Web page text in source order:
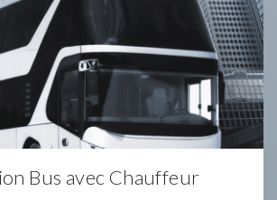
Bus avec Chauffeur